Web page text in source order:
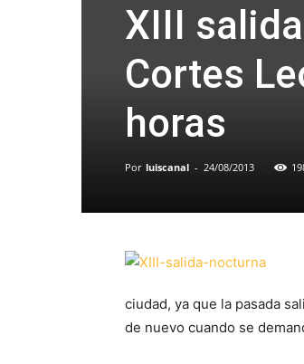
XIII
Cortes
horas
Por luiscanal - 24/08/2013
ciudad, ya que la pasada
de nuevo cuando se